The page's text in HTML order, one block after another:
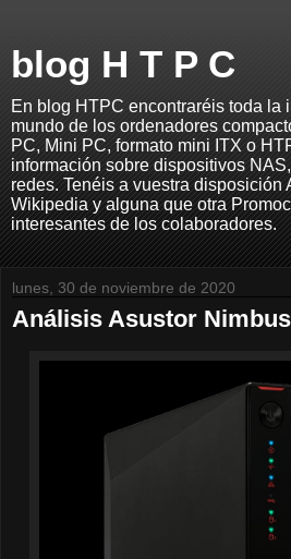
blog H T P C
En blog HTPC encontraréis toda la
mundo de los ordenadores
PC, Mini PC, formato mini ITX o
información sobre dispositivos
redes. Tenéis a vuestra disposición
Wikipedia y alguna que otra
interesantes de los colaboradores.
lunes, 30 de noviembre de 2020
Análisis Asustor